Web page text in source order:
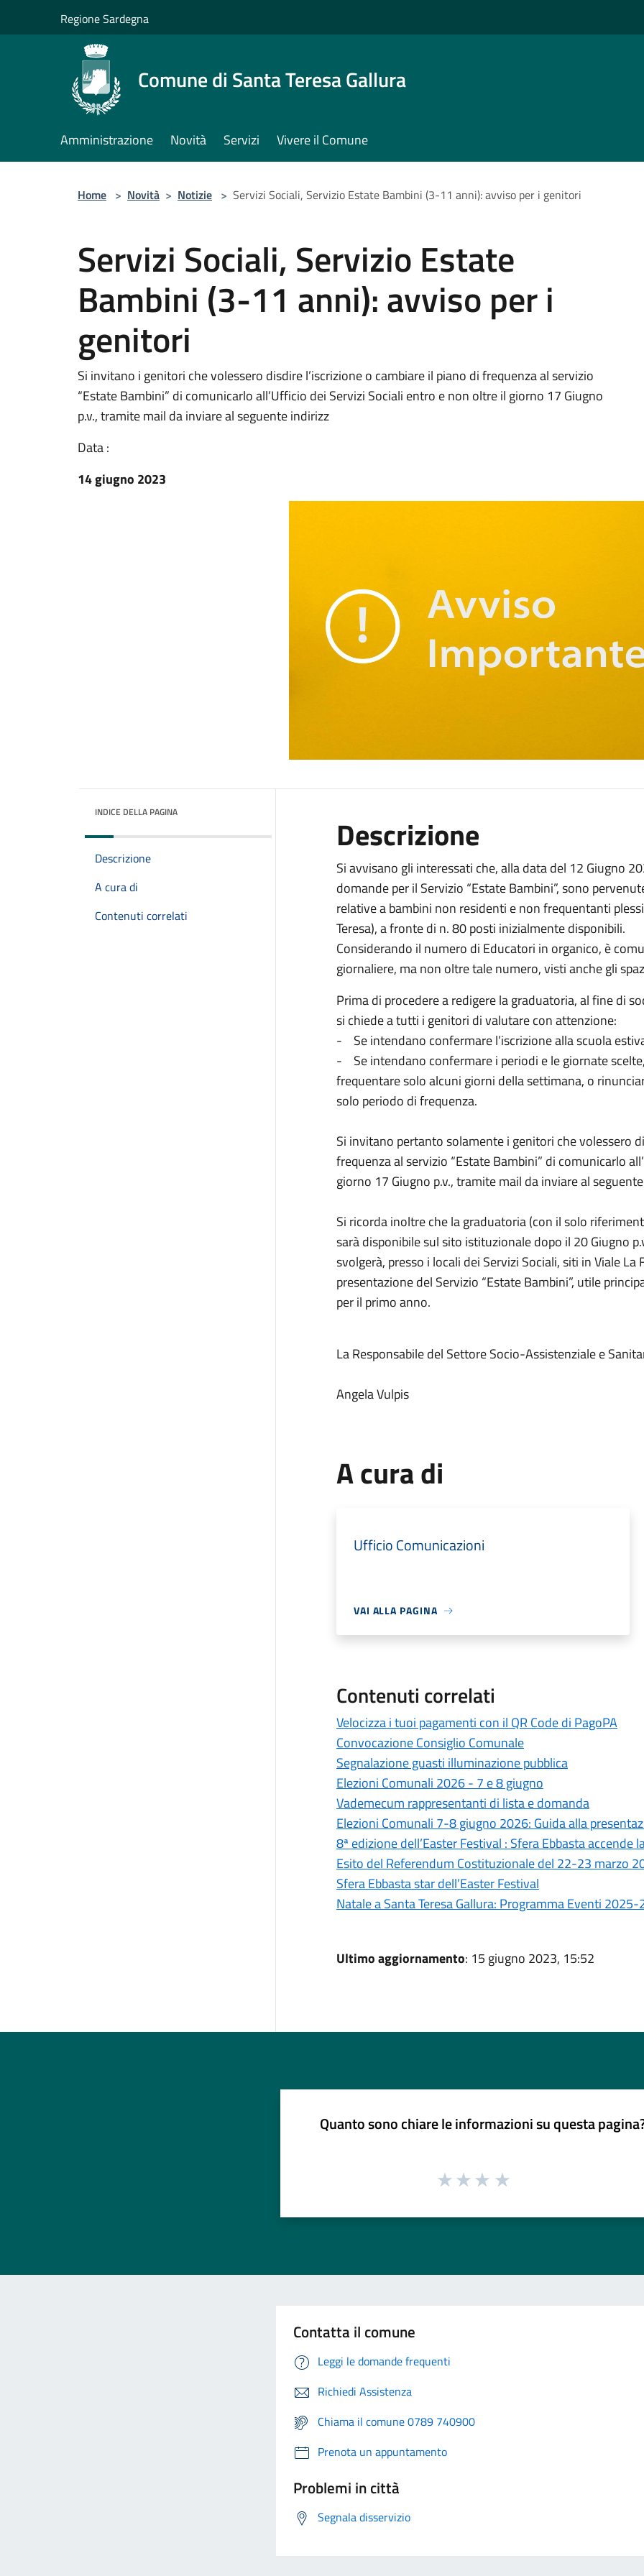
Regione Sardegna
Comune di Santa Teresa Gallura
Amministrazione Novità Servizi Vivere il Comune
Home > Novità > Notizie > Servizi Sociali, Servizio Estate Bambini (3-11 anni): avviso per i genitori
Servizi Sociali, Servizio Estate
Bambini (3-11 anni): avviso per i
genitori
Si invitano i genitori che volessero disdire l’iscrizione o cambiare il piano di frequenza al servizio
“Estate Bambini” di comunicarlo all’Ufficio dei Servizi Sociali entro e non oltre il giorno 17 Giugno
p.v., tramite mail da inviare al seguente indirizz
Data :
14 giugno 2023
INDICE DELLA PAGINA
Descrizione
A cura di
Contenuti correlati
Descrizione
Si avvisano gli interessati che, alla data del 12 Giugno
domande per il Servizio “Estate Bambini”, sono
relative a bambini non residenti e non frequentanti
Teresa), a fronte di n. 80 posti inizialmente disponibili.
Considerando il numero di Educatori in organico, è
giornaliere, ma non oltre tale numero, visti anche gli
Prima di procedere a redigere la graduatoria, al fine di
si chiede a tutti i genitori di valutare con attenzione:
- Se intendano confermare l’iscrizione alla scuola
- Se intendano confermare i periodi e le giornate
frequentare solo alcuni giorni della settimana, o
solo periodo di frequenza.
Si invitano pertanto solamente i genitori che volessero
frequenza al servizio “Estate Bambini” di comunicarlo
giorno 17 Giugno p.v., tramite mail da inviare al
Si ricorda inoltre che la graduatoria (con il solo
sarà disponibile sul sito istituzionale dopo il 20 Giugno
svolgerà, presso i locali dei Servizi Sociali, siti in Viale
presentazione del Servizio “Estate Bambini”, utile
per il primo anno.
La Responsabile del Settore Socio-Assistenziale e
Angela Vulpis
A cura di
Ufficio Comunicazioni
VAI ALLA PAGINA
Contenuti correlati
Velocizza i tuoi pagamenti con il QR Code di PagoPA
Convocazione Consiglio Comunale
Segnalazione guasti illuminazione pubblica
Elezioni Comunali 2026 - 7 e 8 giugno
Vademecum rappresentanti di lista e domanda
Elezioni Comunali 7-8 giugno 2026: Guida alla
8ª edizione dell’Easter Festival : Sfera Ebbasta accende
Esito del Referendum Costituzionale del 22-23 marzo
Sfera Ebbasta star dell’Easter Festival
Natale a Santa Teresa Gallura: Programma Eventi
Ultimo aggiornamento: 15 giugno 2023, 15:52
Quanto sono chiare le informazioni su questa
Contatta il comune
Leggi le domande frequenti
Richiedi Assistenza
Chiama il comune 0789 740900
Prenota un appuntamento
Problemi in città
Segnala disservizio